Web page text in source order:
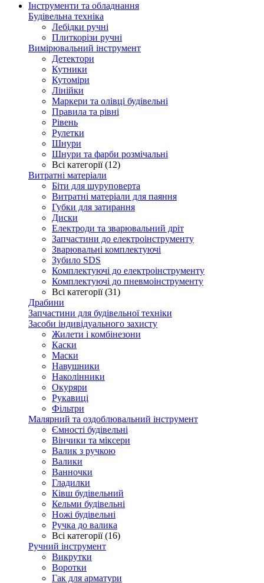
Інструменти та обладнання
Будівельна техніка
Лебідки ручні
Плиткорізи ручні
Вимірювальний інструмент
Детектори
Кутники
Кутоміри
Лінійки
Маркери та олівці будівельні
Правила та рівні
Рівень
Рулетки
Шнури
Шнури та фарби розмічальні
Всі категорії (12)
Витратні матеріали
Біти для шуруповерта
Витратні матеріали для паяння
Губки для затирання
Диски
Електроди та зварювальний дріт
Запчастини до електроінструменту
Зварювальні комплектуючі
Зубило SDS
Комплектуючі до електроінструменту
Комплектуючі до пневмоінструменту
Всі категорії (31)
Драбини
Запчастини для будівельної техніки
Засоби індивідуального захисту
Жилети і комбінезони
Каски
Маски
Навушники
Наколінники
Окуряри
Рукавиці
Фільтри
Малярний та оздоблювальний інструмент
Ємності будівельні
Вінчики та міксери
Валик з ручкою
Валики
Ванночки
Гладилки
Ківш будівельний
Кельми будівельні
Ножі будівельні
Ручка до валика
Всі категорії (16)
Ручний інструмент
Викрутки
Воротки
Гак для арматури